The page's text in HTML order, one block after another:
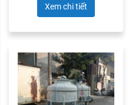
Xem chi tiết